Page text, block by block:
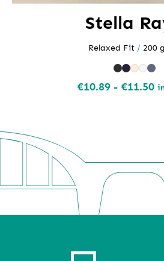
Stella
Relaxed Fit / 200
€10.89 - €11.50